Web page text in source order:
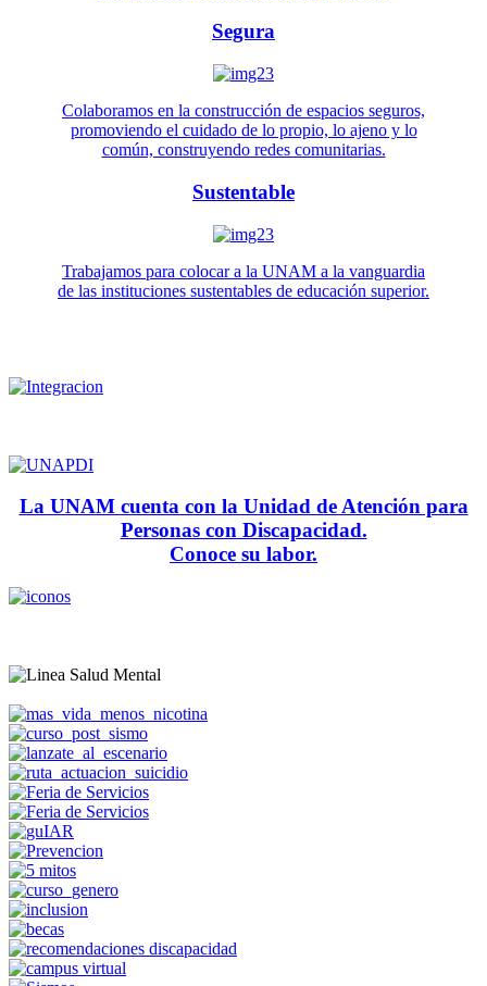
Segura
Colaboramos en la construcción de espacios seguros,
promoviendo el cuidado de lo propio, lo ajeno y lo
común, construyendo redes comunitarias.
Sustentable
Trabajamos para colocar a la UNAM a la vanguardia
de las instituciones sustentables de educación superior.
La UNAM cuenta con la Unidad de Atención para
Personas con Discapacidad.
Conoce su labor.